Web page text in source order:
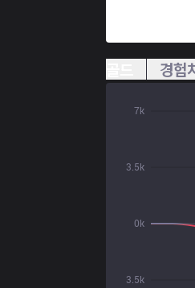
경험
3.5k
0k
3.5k
7k